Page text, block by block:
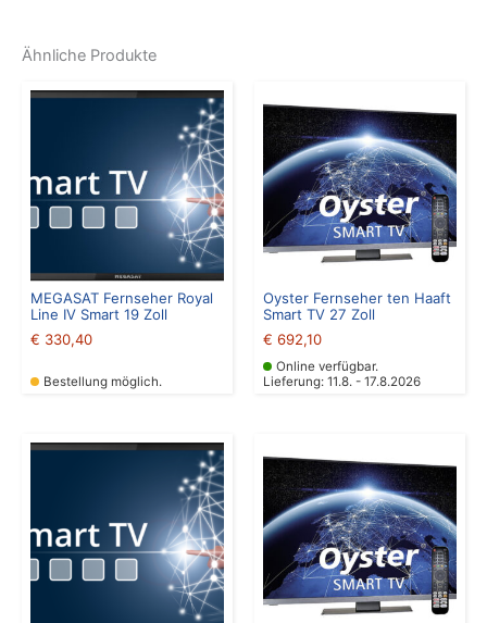
Ähnliche Produkte
MEGASAT Fernseher Royal
Line IV Smart 19 Zoll
€ 330,40
Bestellung möglich.
Oyster Fernseher ten Haaft
Smart TV 27 Zoll
€ 692,10
Online verfügbar.
Lieferung: 11.8. - 17.8.2026